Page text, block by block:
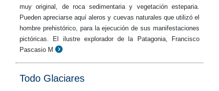
muy original, de roca sedimentaria y vegetación esteparia.
Pueden apreciarse aquí aleros y cuevas naturales que utilizó el
hombre prehistórico, para la ejecución de sus manifestaciones
pictóricas. El ilustre explorador de la Patagonia, Francisco
Pascasio M
Todo Glaciares